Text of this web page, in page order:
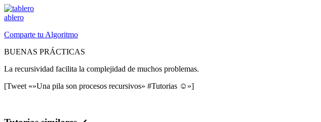
ablero
Comparte tu Algoritmo
BUENAS PRÁCTICAS
La recursividad facilita la complejidad de muchos problemas.
[Tweet «»Una pila son procesos recursivos» #Tutorias ☺»]